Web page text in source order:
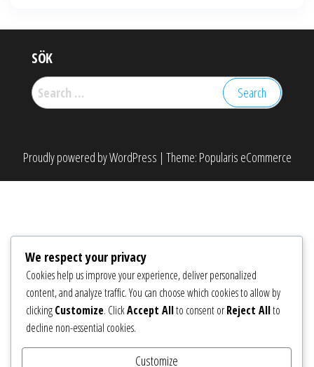
SÖK
Search
for:
Proudly powered byWordPress | Theme: Popularis eCommerce
We respect your privacy
Cookies help us improve your experience, deliver personalized
content, and analyze traffic. You can choose which cookies to allow by
clickingCustomize. ClickAccept Allto consent orReject Allto
decline non-essential cookies.
Customize